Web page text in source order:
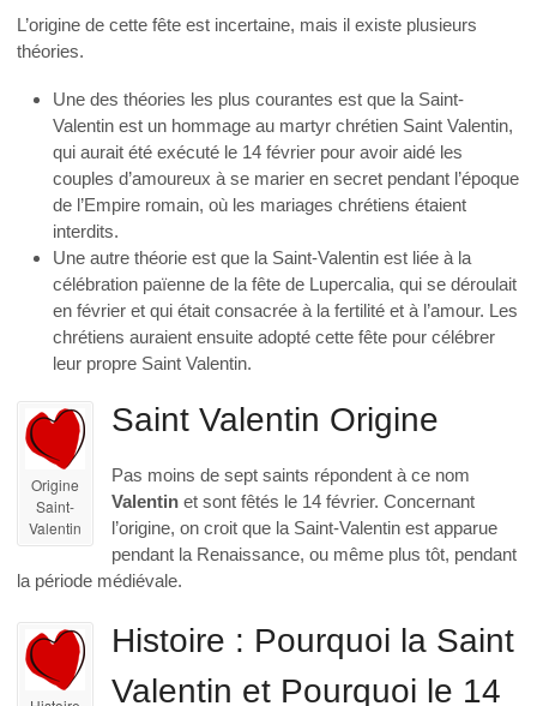
L’origine de cette fête est incertaine, mais il existe plusieurs
théories.
Une des théories les plus courantes est que la Saint-
Valentin est un hommage au martyr chrétien Saint Valentin,
qui aurait été exécuté le 14 février pour avoir aidé les
couples d’amoureux à se marier en secret pendant l’époque
de l’Empire romain, où les mariages chrétiens étaient
interdits.
Une autre théorie est que la Saint-Valentin est liée à la
célébration païenne de la fête de Lupercalia, qui se déroulait
en février et qui était consacrée à la fertilité et à l’amour. Les
chrétiens auraient ensuite adopté cette fête pour célébrer
leur propre Saint Valentin.
Origine
Saint-
Valentin
Saint Valentin Origine
Pas moins de sept saints répondent à ce nom
Valentin et sont fêtés le 14 février. Concernant
l’origine, on croit que la Saint-Valentin est apparue
pendant la Renaissance, ou même plus tôt, pendant
la période médiévale.
Histoire : Pourquoi la Saint
Valentin et Pourquoi le 14